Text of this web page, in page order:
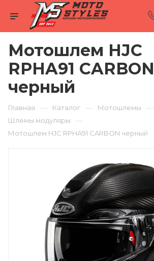
Мотошлем HJC
RPHA91 CARBON
черный
Главная — Каталог — Мотошлемы —
Шлемы модуляры —
Мотошлем HJC RPHA91 CARBON черный